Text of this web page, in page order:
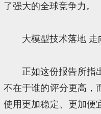
了强大的全球竞争力。
大模型技术落地
正如这份报告所指
不在于谁的评分更高，
使用更加稳定、更加便